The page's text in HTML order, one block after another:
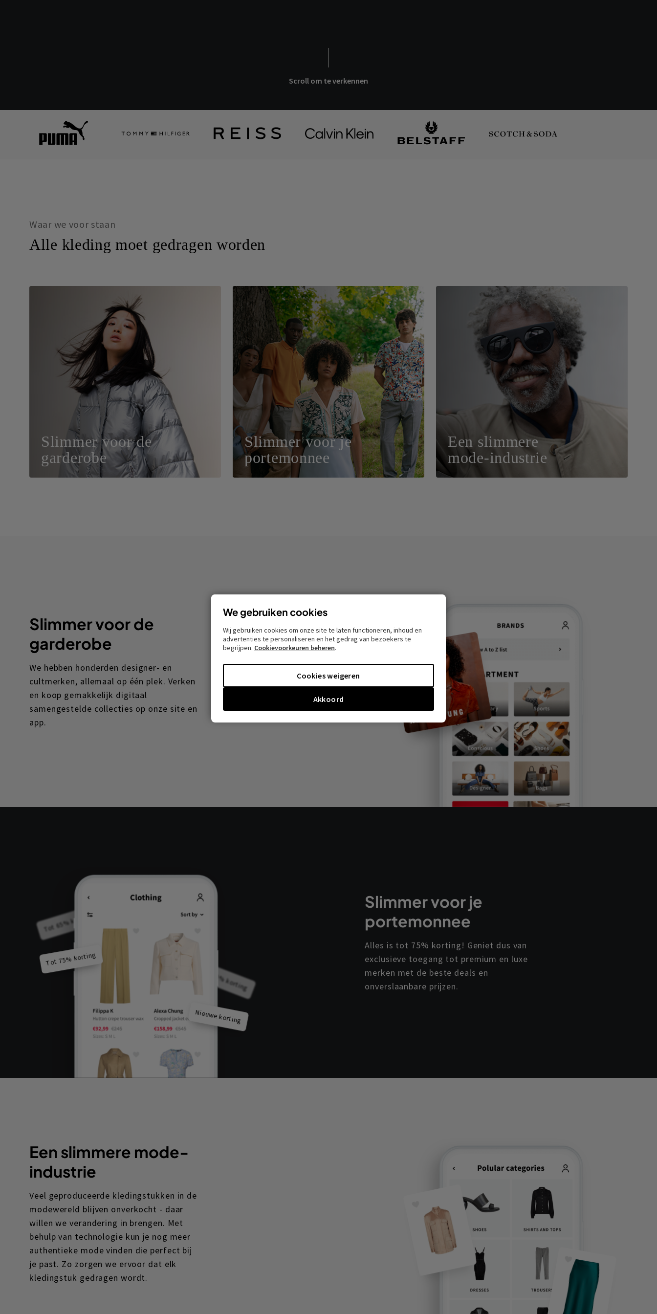
Scroll om te verkennen
Waar we voor staan
Alle kleding moet gedragen worden
Slimmer voor de
garderobe
Slimmer voor je
portemonnee
Een slimmere
mode-industrie
Slimmer voor de
garderobe
We hebben honderden designer- en
cultmerken, allemaal op één plek. Verken
en koop gemakkelijk digitaal
samengestelde collecties op onze site en
app.
Slimmer voor je
portemonnee
Alles is tot 75% korting! Geniet dus van
exclusieve toegang tot premium en luxe
merken met de beste deals en
onverslaanbare prijzen.
Tot 65% korting
Tot 60% korting
Tot 75% korting
Nieuwe korting
Een slimmere mode-
industrie
Veel geproduceerde kledingstukken in de
modewereld blijven onverkocht - daar
willen we verandering in brengen. Met
behulp van technologie kun je nog meer
authentieke mode vinden die perfect bij
je past. Zo zorgen we ervoor dat elk
kledingstuk gedragen wordt.
We gebruiken cookies
Wij gebruiken cookies om onze site te laten functioneren, inhoud en
advertenties te personaliseren en het gedrag van bezoekers te
begrijpen. Cookievoorkeuren beheren.
Cookies weigeren
Akkoord